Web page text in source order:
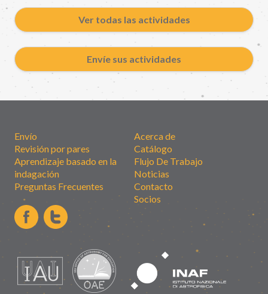
Ver todas las actividades
Envíe sus actividades
Envío
Revisión por pares
Aprendizaje basado en la
indagación
Preguntas Frecuentes
Acerca de
Catálogo
Flujo De Trabajo
Noticias
Contacto
Socios